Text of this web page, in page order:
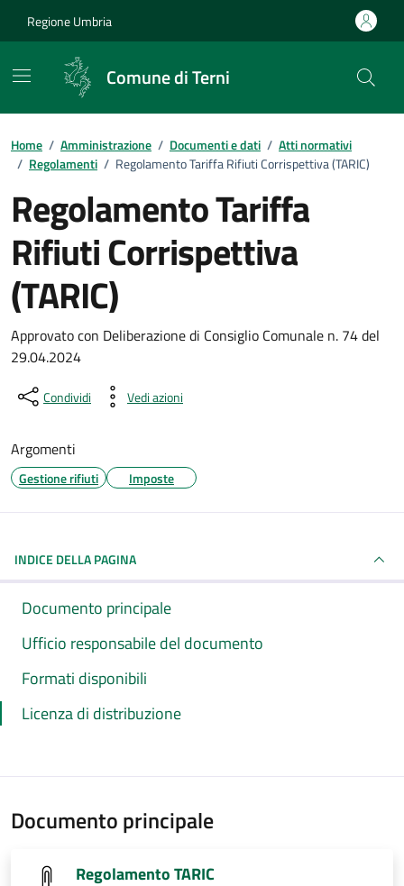
Regione Umbria
Comune di Terni
Home / Amministrazione / Documenti e dati / Atti normativi
/ Regolamenti / Regolamento Tariffa Rifiuti Corrispettiva (TARIC)
Regolamento Tariffa
Rifiuti Corrispettiva
(TARIC)
Dettagli del documento
Approvato con Deliberazione di Consiglio Comunale n. 74 del
29.04.2024
Condividi Vedi azioni
Argomenti
Gestione rifiuti Imposte
INDICE DELLA PAGINA
Documento principale
Ufficio responsabile del documento
Formati disponibili
Licenza di distribuzione
Documento principale
Regolamento TARIC